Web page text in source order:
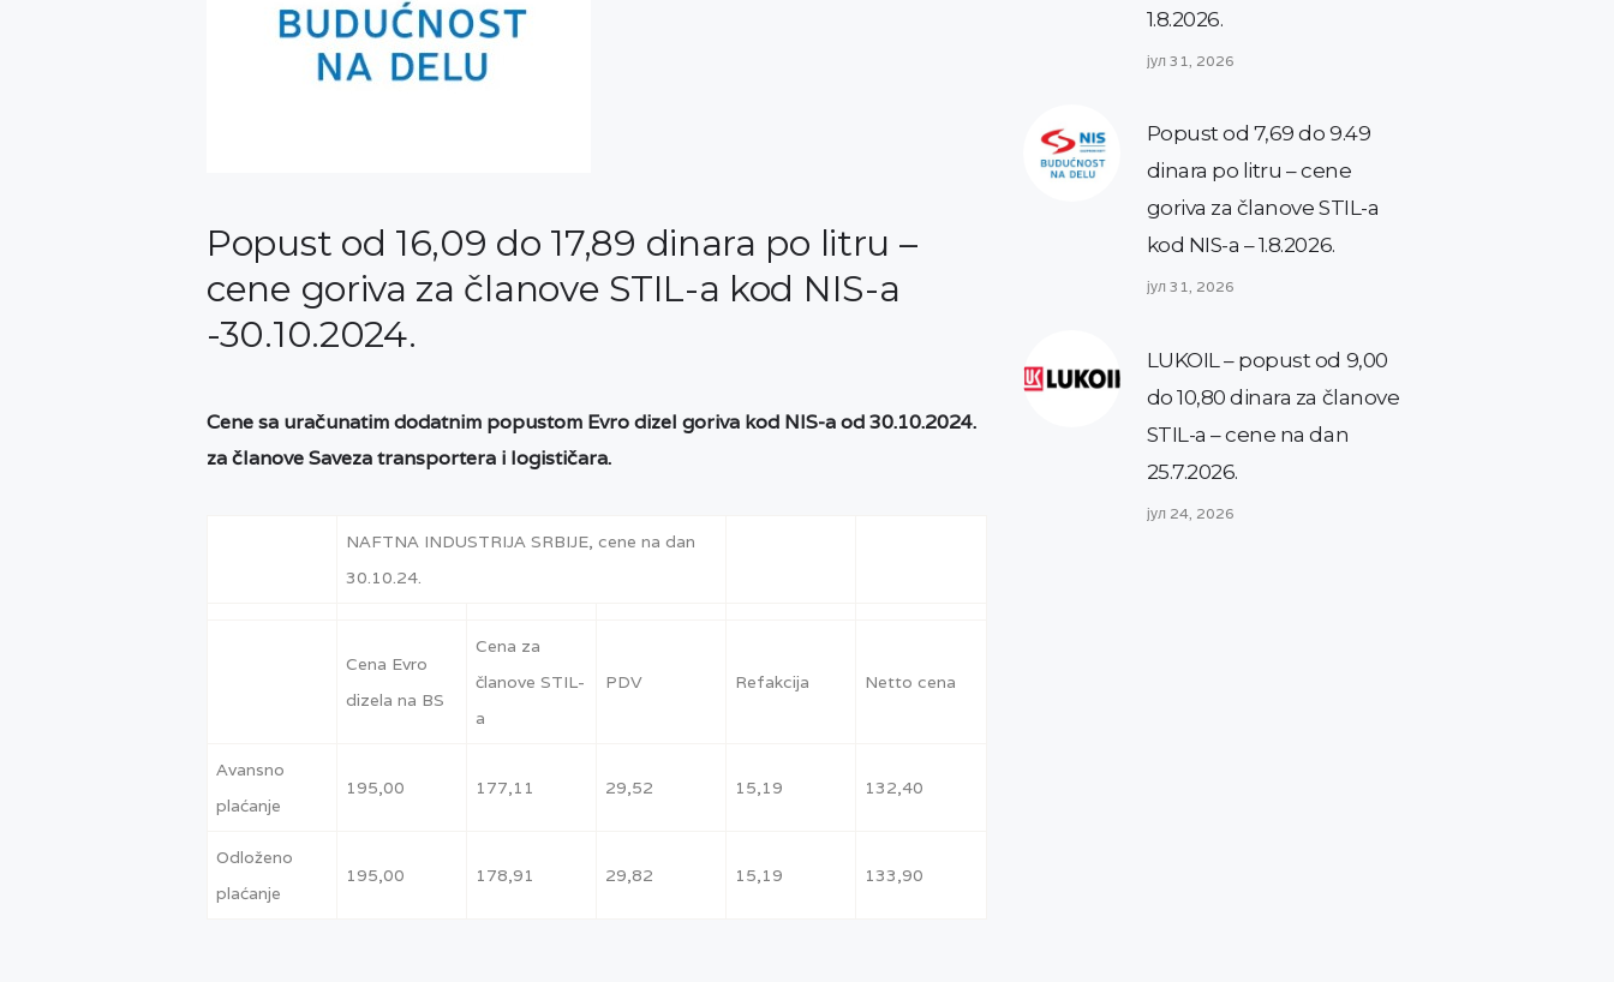
Popust od 16,09 do 17,89 dinara po litru –
cene goriva za članove STIL-a kod NIS-a
-30.10.2024.
Cene sa uračunatim dodatnim popustom Evro dizel goriva kod NIS-a od 30.10.2024.
za članove Saveza transportera i logističara.
NAFTNA INDUSTRIJA SRBIJE, cene na dan
30.10.24.
Cena Evro
dizela na BS
Cena za
članove STIL-
a
PDV Refakcija Netto cena
Avansno
plaćanje
195,00 177,11 29,52 15,19 132,40
Odloženo
plaćanje
195,00 178,91 29,82 15,19 133,90
1.8.2026.
јул 31, 2026
Popust od 7,69 do 9.49
dinara po litru – cene
goriva za članove STIL-a
kod NIS-a – 1.8.2026.
јул 31, 2026
LUKOIL – popust od 9,00
do 10,80 dinara za članove
STIL-a – cene na dan
25.7.2026.
јул 24, 2026